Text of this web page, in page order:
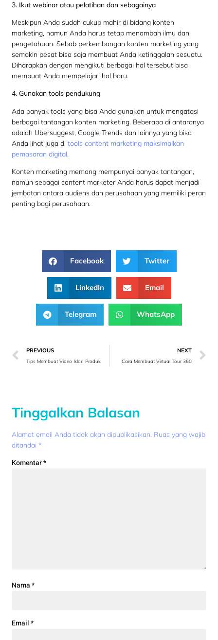
3. Ikut webinar atau pelatihan dan sebagainya
Meskipun Anda sudah cukup mahir di bidang konten
marketing, namun Anda harus tetap menambah ilmu dan
pengetahuan. Sebab perkembangan konten marketing yang
semakin pesat bisa saja membuat Anda ketinggalan sesuatu.
Diharapkan dengan mengikuti berbagai hal tersebut bisa
membuat Anda mempelajari hal baru.
4. Gunakan tools pendukung
Ada banyak tools yang bisa Anda gunakan untuk mengatasi
berbagai tantangan konten marketing. Beberapa di antaranya
adalah Ubersuggest, Google Trends dan lainnya yang bisa
Anda lihat juga di tools content marketing maksimalkan
pemasaran digital.
Konten marketing memang mempunyai banyak tantangan,
namun sebagai content marketer Anda harus dapat menjadi
jembatan antara audiens dan perusahaan yang memiliki peran
penting bagi perusahaan.
Facebook Twitter
LinkedIn Email
Telegram WhatsApp
PREVIOUS
Tips Membuat Video Iklan Produk
NEXT
Cara Membuat Virtual Tour 360
Tinggalkan Balasan
Alamat email Anda tidak akan dipublikasikan. Ruas yang wajib
ditandai *
Komentar*
Nama*
Email*